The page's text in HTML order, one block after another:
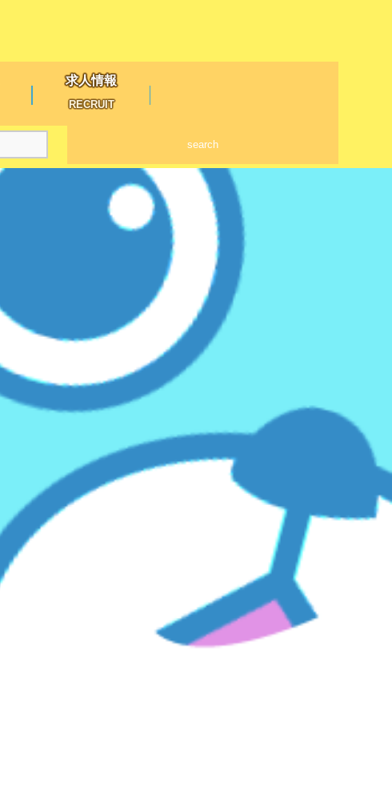
求人情報
RECRUIT
search